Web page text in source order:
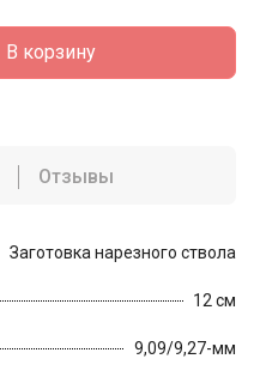
В корзину
Отзывы
Заготовка нарезного ствола
12 см
9,09/9,27-мм